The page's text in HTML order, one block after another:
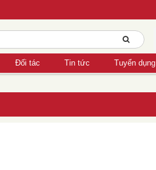
Đối tác Tin tức Tuyển dụng